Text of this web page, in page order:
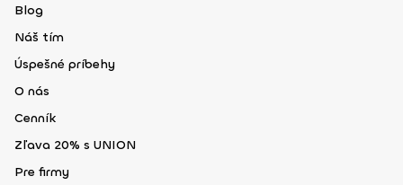
Blog
Náš tím
Úspešné príbehy
O nás
Cenník
Zľava 20% s UNION
Pre firmy